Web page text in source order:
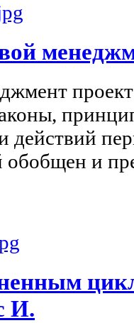
действий
обобщен и
И.